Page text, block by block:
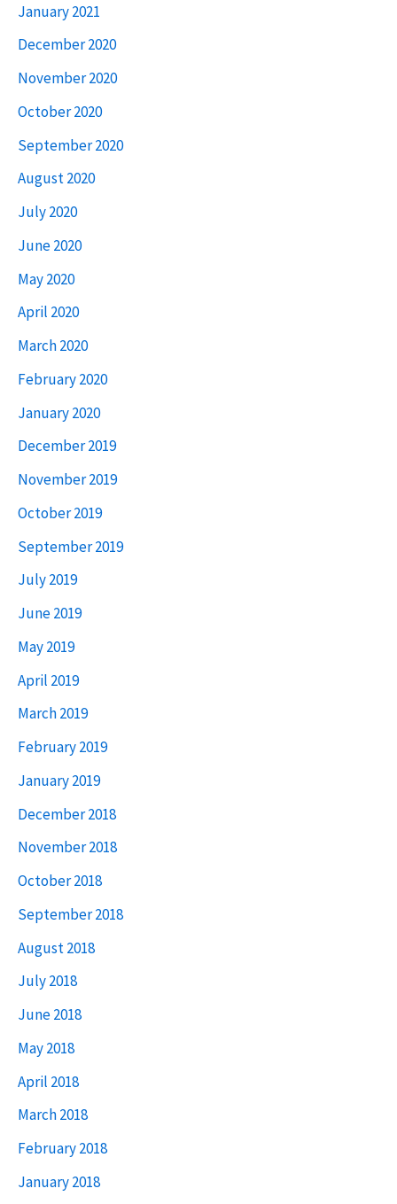
January 2021
December 2020
November 2020
October 2020
September 2020
August 2020
July 2020
June 2020
May 2020
April 2020
March 2020
February 2020
January 2020
December 2019
November 2019
October 2019
September 2019
July 2019
June 2019
May 2019
April 2019
March 2019
February 2019
January 2019
December 2018
November 2018
October 2018
September 2018
August 2018
July 2018
June 2018
May 2018
April 2018
March 2018
February 2018
January 2018